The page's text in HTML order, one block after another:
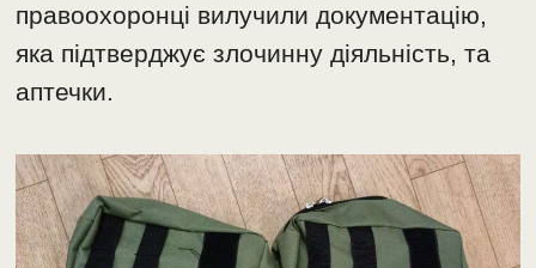
правоохоронці вилучили документацію,
яка підтверджує злочинну діяльність, та
аптечки.